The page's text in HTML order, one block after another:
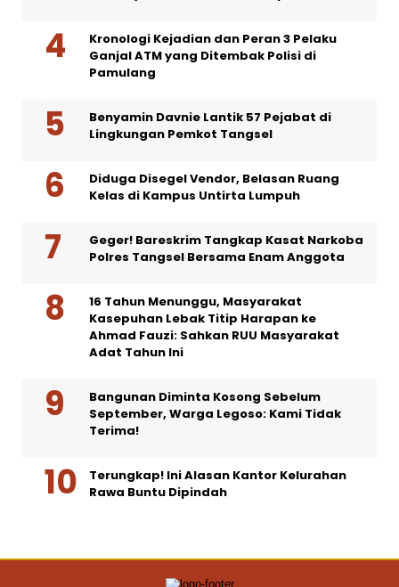
Kronologi Kejadian dan Peran 3 Pelaku
Ganjal ATM yang Ditembak Polisi di
Pamulang
Benyamin Davnie Lantik 57 Pejabat di
Lingkungan Pemkot Tangsel
Diduga Disegel Vendor, Belasan Ruang
Kelas di Kampus Untirta Lumpuh
Geger! Bareskrim Tangkap Kasat Narkoba
Polres Tangsel Bersama Enam Anggota
16 Tahun Menunggu, Masyarakat
Kasepuhan Lebak Titip Harapan ke
Ahmad Fauzi: Sahkan RUU Masyarakat
Adat Tahun Ini
Bangunan Diminta Kosong Sebelum
September, Warga Legoso: Kami Tidak
Terima!
Terungkap! Ini Alasan Kantor Kelurahan
Rawa Buntu Dipindah